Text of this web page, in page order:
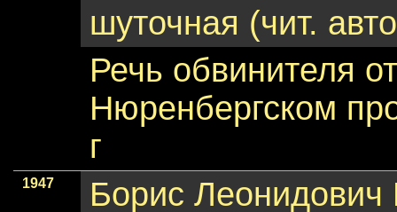
шуточная (чит.
Речь обвинителя
Нюренбергском
г
1947 Борис Леонидович